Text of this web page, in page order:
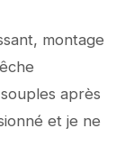
, montage
après
et je ne